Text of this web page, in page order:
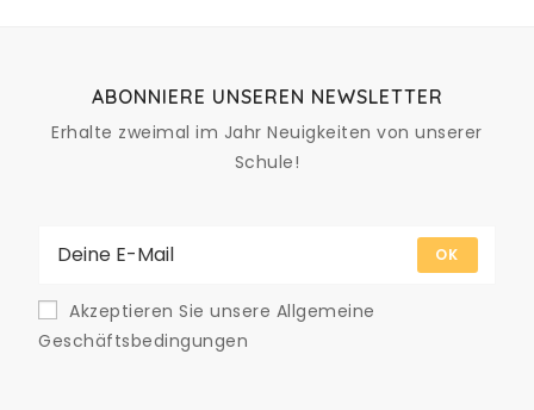
ABONNIERE UNSEREN NEWSLETTER
Erhalte zweimal im Jahr Neuigkeiten von unserer
Schule!
OK
Akzeptieren Sie unsere Allgemeine
Geschäftsbedingungen